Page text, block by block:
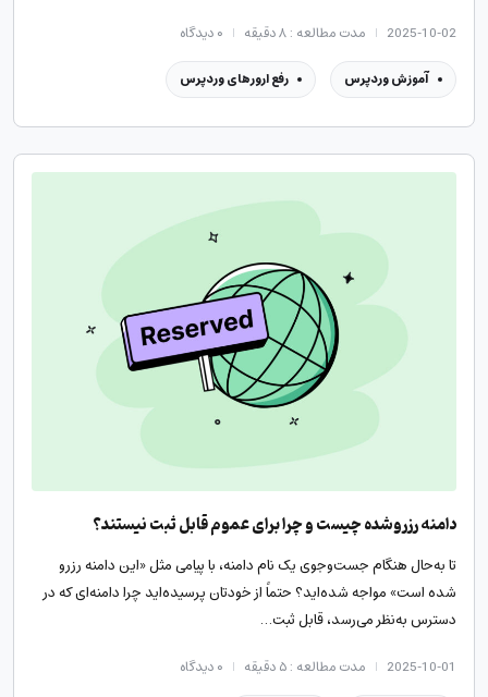
2025-10-02 مدت مطالعه : ۸ دقیقه ۰دیدگاه
آموزش وردپرس رفع ارورهای وردپرس
دامنه رزروشده چیست و چرا برای عموم قابل ثبت نیستند؟
تا به‌حال هنگام جست‌وجوی یک نام دامنه، با پیامی مثل «این دامنه رزرو
شده است» مواجه شده‌اید؟ حتماً از خودتان پرسیده‌اید چرا دامنه‌ای که در
دسترس به‌نظر می‌رسد، قابل ثبت…
2025-10-01 مدت مطالعه : ۵ دقیقه ۰دیدگاه